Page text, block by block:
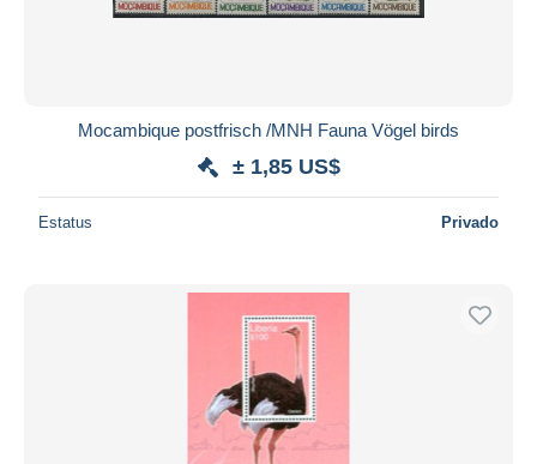
Mocambique postfrisch /MNH Fauna Vögel birds
± 1,85 US$
Estatus Privado